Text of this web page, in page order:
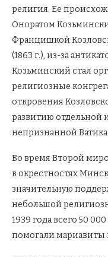
религия. Ее
Оноратом
Францишкой
(1863 г.), из-за
Козьминский стал
религиозные
откровения
развитию отдельной
непризнанной
Во время Второй
в окрестностях
значительную
небольшой
1939 года всего 50
помогали мариавиты